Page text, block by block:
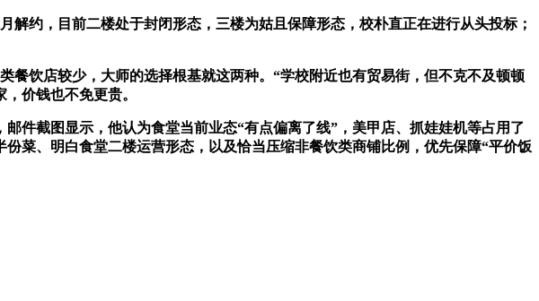
约，目前二楼处于封闭形态，三楼为姑且保障形态，校朴直正在进行从头投标；
饮店较少，大师的选择根基就这两种。“学校附近也有贸易街，但不克不及顿顿
价钱也不免更贵。
截图显示，他认为食堂当前业态“有点偏离了线”，美甲店、抓娃娃机等占用了
菜、明白食堂二楼运营形态，以及恰当压缩非餐饮类商铺比例，优先保障“平价饭